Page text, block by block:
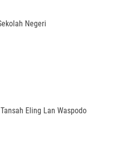
Negeri
Eling Lan Waspodo